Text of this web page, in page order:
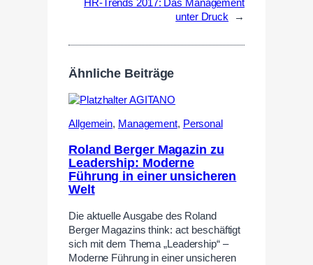
HR-Trends 2017: Das Management
unter Druck
→
Ähnliche Beiträge
Allgemein, Management, Personal
Roland Berger Magazin zu
Leadership: Moderne
Führung in einer unsicheren
Welt
Die aktuelle Ausgabe des Roland
Berger Magazins think: act beschäftigt
sich mit dem Thema „Leadership“ –
Moderne Führung in einer unsicheren